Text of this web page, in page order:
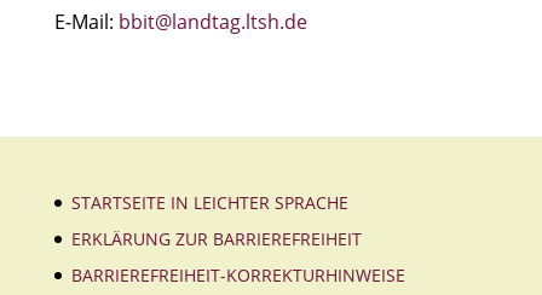
E-Mail: bbit@landtag.ltsh.de
STARTSEITE IN LEICHTER SPRACHE
ERKLÄRUNG ZUR BARRIEREFREIHEIT
BARRIEREFREIHEIT-KORREKTURHINWEISE